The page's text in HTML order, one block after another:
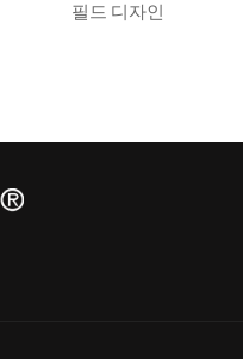
필드 디자인